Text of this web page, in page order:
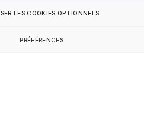
LES COOKIES OPTIONNELS
PRÉFÉRENCES